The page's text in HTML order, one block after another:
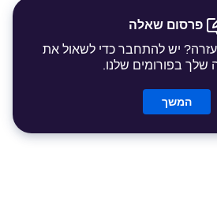
פרסום שאלה
יש להתחבר כדי לשאול את
שלך בפורומים שלנו.
המשך